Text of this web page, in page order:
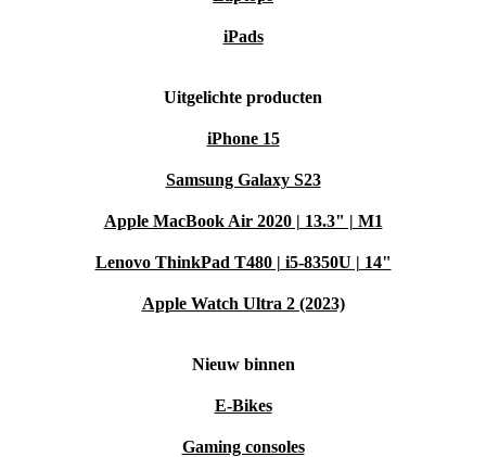
iPads
Uitgelichte producten
iPhone 15
Samsung Galaxy S23
Apple MacBook Air 2020 | 13.3" | M1
Lenovo ThinkPad T480 | i5-8350U | 14"
Apple Watch Ultra 2 (2023)
Nieuw binnen
E-Bikes
Gaming consoles